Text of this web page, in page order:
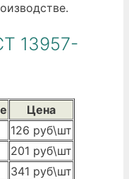
13957-
Цена
126 руб\шт
201 руб\шт
341 руб\шт